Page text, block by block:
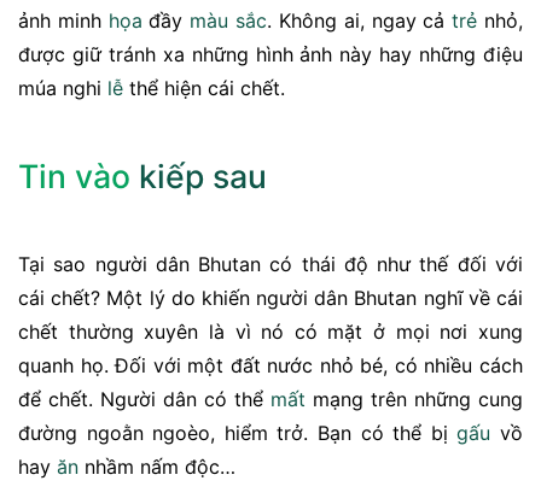
ảnh minh họa đầy màu sắc. Không ai, ngay cảtrẻ nhỏ,
được giữ tránh xa những hình ảnh này hay những điệu
múa nghi lễ thể hiện cái chết.
Tin vào kiếp sau
Tại sao người dân Bhutan có thái độ như thế đối với
cái chết? Một lý do khiến người dân Bhutan nghĩ về cái
chết thường xuyên là vì nó có mặt ở mọi nơi xung
quanh họ. Đối với một đất nước nhỏ bé, có nhiều cách
để chết. Người dân có thể mất mạng trên những cung
đường ngoằn ngoèo, hiểm trở. Bạn có thể bịgấu vồ
hay ăn nhầm nấm độc…